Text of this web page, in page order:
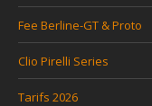
Fee Berline-GT & Proto
Clio Pirelli Series
Tarifs 2026